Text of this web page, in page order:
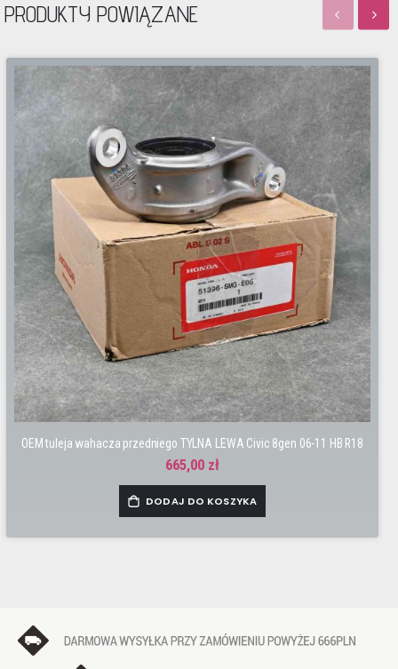
PRODUKTY POWIĄZANE
OEM tuleja wahacza przedniego TYLNA LEWA Civic 8gen 06-11 HB R18
665,00 zł
DODAJ DO KOSZYKA